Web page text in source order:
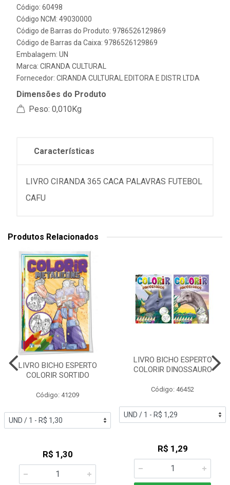
Código: 60498
Código NCM: 49030000
Código de Barras do Produto: 9786526129869
Código de Barras da Caixa: 9786526129869
Embalagem: UN
Marca: CIRANDA CULTURAL
Fornecedor: CIRANDA CULTURAL EDITORA E DISTR LTDA
Dimensões do Produto
Peso: 0,010Kg
Características
LIVRO CIRANDA 365 CACA PALAVRAS FUTEBOL
CAFU
Produtos Relacionados
LIVRO BICHO ESPERTO
COLORIR SORTIDO
Código: 41209
R$ 1,30
LIVRO BICHO ESPERTO
COLORIR DINOSSAURO
Código: 46452
R$ 1,29